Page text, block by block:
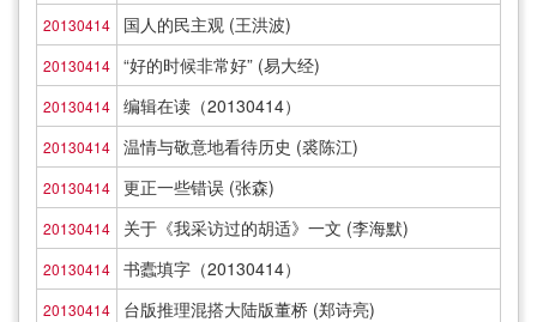
20130414 国人的民主观 (王洪波)
20130414 “好的时候非常好” (易大经)
20130414 编辑在读（20130414）
20130414 温情与敬意地看待历史 (裘陈江)
20130414 更正一些错误 (张森)
20130414 关于《我采访过的胡适》一文 (李海默)
20130414 书蠹填字（20130414）
20130414 台版推理混搭大陆版董桥 (郑诗亮)